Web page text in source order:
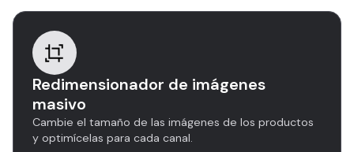
Redimensionador de imágenes
masivo
Cambie el tamaño de las imágenes de los productos
y optimícelas para cada canal.